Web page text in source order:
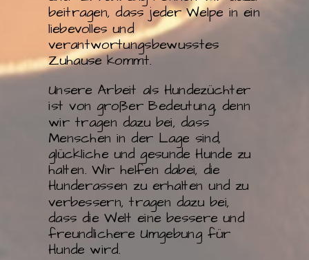
beitragen, dass jeder Welpe in ein
liebevolles und
verantwortungsbewusstes
Zuhause kommt.
Unsere Arbeit als Hundezüchter
ist von großer Bedeutung, denn
wir tragen dazu bei, dass
Menschen in der Lage sind,
glückliche und gesunde Hunde zu
halten. Wir helfen dabei, die
Hunderassen zu erhalten und zu
verbessern, tragen dazu bei,
dass die Welt eine bessere und
freundlichere Umgebung für
Hunde wird.